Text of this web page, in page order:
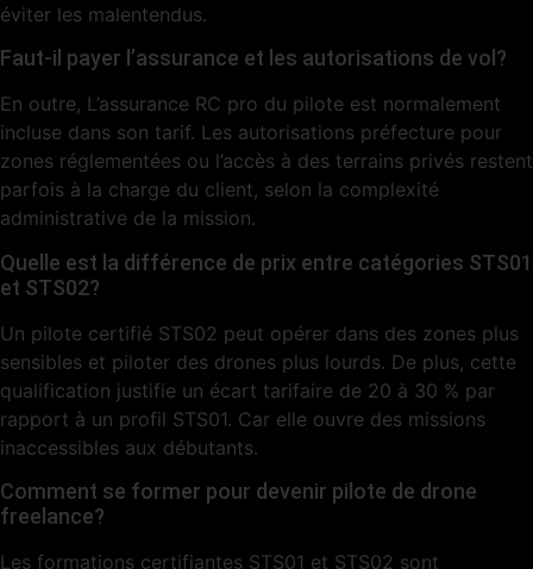
éviter les malentendus.
Faut-il payer l’assurance et les autorisations de vol?
En outre, L’assurance RC pro du pilote est normalement
incluse dans son tarif. Les autorisations préfecture pour
zones réglementées ou l’accès à des terrains privés restent
parfois à la charge du client, selon la complexité
administrative de la mission.
Quelle est la différence de prix entre catégories STS01
et STS02?
Un pilote certifié STS02 peut opérer dans des zones plus
sensibles et piloter des drones plus lourds. De plus, cette
qualification justifie un écart tarifaire de 20 à 30 % par
rapport à un profil STS01. Car elle ouvre des missions
inaccessibles aux débutants.
Comment se former pour devenir pilote de drone
freelance?
Les formations certifiantes STS01 et STS02 sont